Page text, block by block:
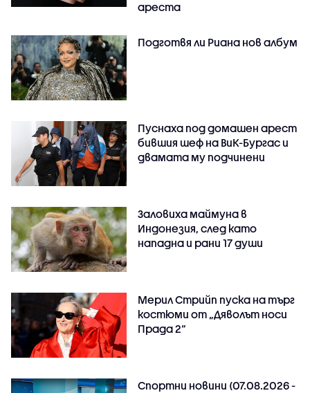
ареста
Подготвя ли Риана нов албум
Пуснаха под домашен арест
бившия шеф на ВиК-Бургас и
двамата му подчинени
Заловиха маймуна в
Индонезия, след като
нападна и рани 17 души
Мерил Стрийп пуска на търг
костюми от „Дяволът носи
Прада 2“
Спортни новини (07.08.2026 -